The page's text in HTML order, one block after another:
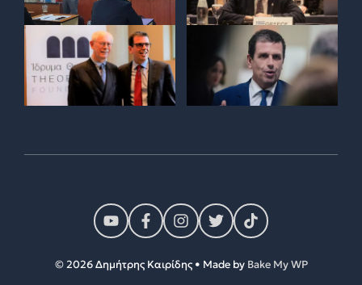
© 2026 Δημήτρης Καιρίδης • Made by Bake My WP